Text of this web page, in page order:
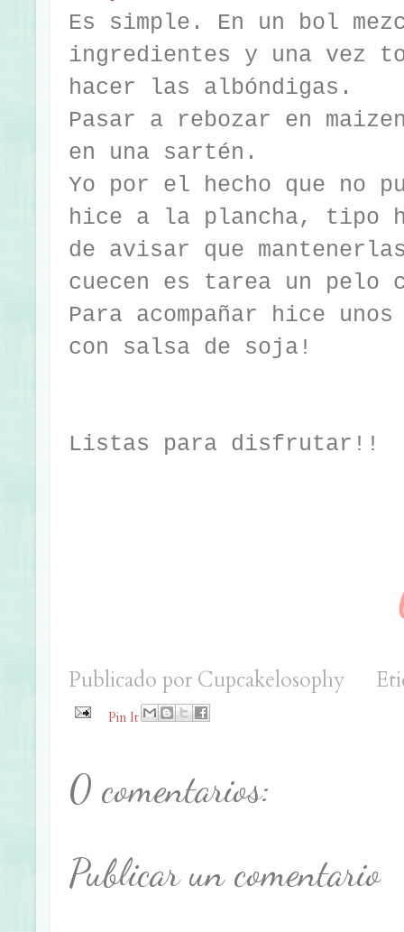
Es simple. En un bol
ingredientes y una vez
hacer las albóndigas.
Pasar a rebozar en
en una sartén.
Yo por el hecho que no
hice a la plancha, tipo
de avisar que
cuecen es tarea un pelo
Para acompañar hice
con salsa de soja!
Listas para disfrutar!!
Publicado por Cupcakelosophy
Pin It
0 comentarios:
Publicar un comentario